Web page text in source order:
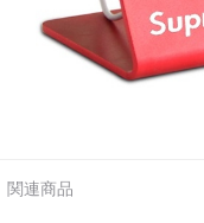
関連商品